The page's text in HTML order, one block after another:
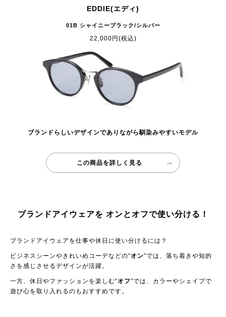
EDDIE(エディ)
01B シャイニーブラック/シルバー
22,000円(税込)
ブランドらしいデザインでありながら馴染みやすいモデル
この商品を詳しく見る
ブランドアイウェアを オンとオフで使い分ける！
ブランドアイウェアを仕事や休日に使い分けるには？
ビジネスシーンやきれいめコーデなどの“オン”では、落ち着きや知的
さを感じさせるデザインが活躍。
一方、休日やファッションを楽しむ“オフ”では、カラーやシェイプで
遊び心を取り入れるのもおすすめです。